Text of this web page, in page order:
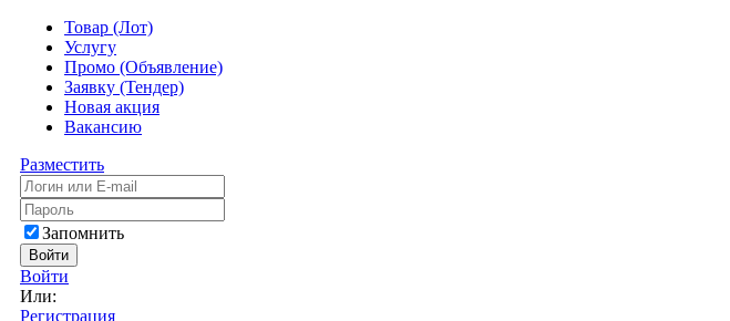
Товар (Лот)
Услугу
Промо (Объявление)
Заявку (Тендер)
Новая акция
Вакансию
Разместить
Запомнить
Войти
Войти
Или:
Регистрация